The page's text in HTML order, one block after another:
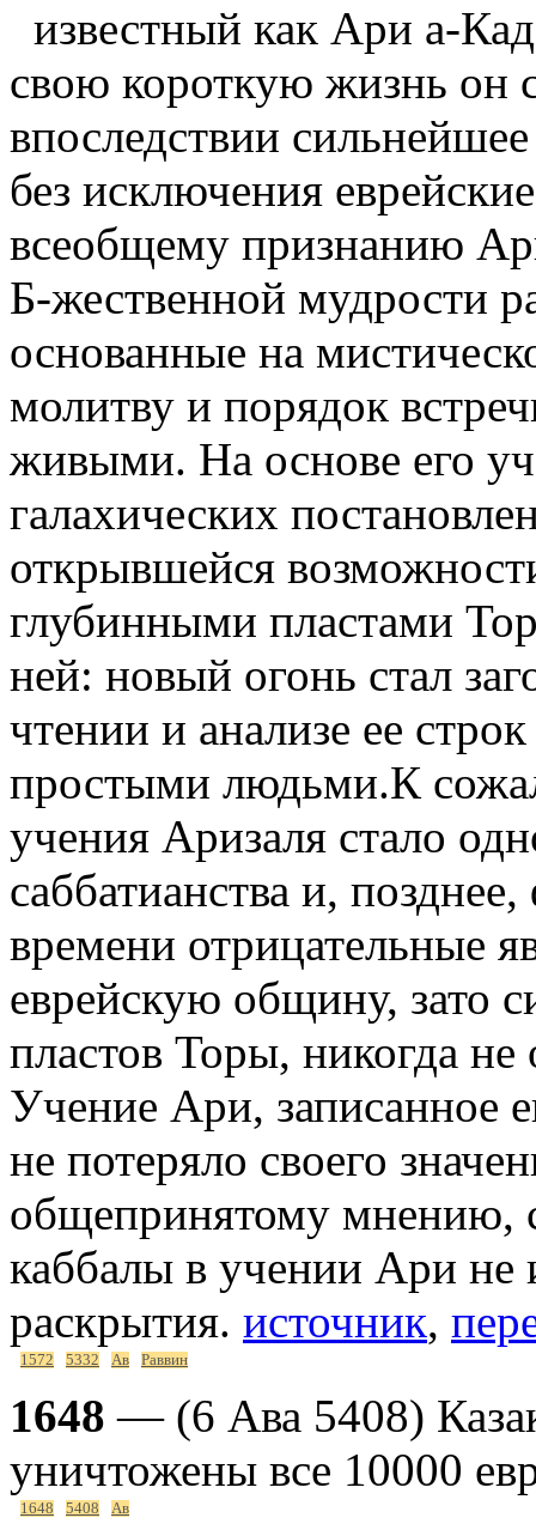
известный как Ари а-
свою короткую жизнь он
впоследствии
без исключения
всеобщему признанию
Б-жественной мудрости
основанные на
молитву и порядок
живыми. На основе его
галахических
открывшейся
глубинными пластами
ней: новый огонь стал
чтении и анализе ее
простыми людьми.К
учения Аризаля стало
саббатианства и,
времени отрицательные
еврейскую общину, зато
пластов Торы, никогда
Учение Ари, записанное
не потеряло своего
общепринятому мнению,
каббалы в учении Ари не
раскрытия. источник,
1572 5332 Ав Раввин
1648 — (6 Ава 5408)
уничтожены все 10000
1648 5408 Ав